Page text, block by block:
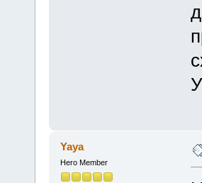
Yaya
Hero Member